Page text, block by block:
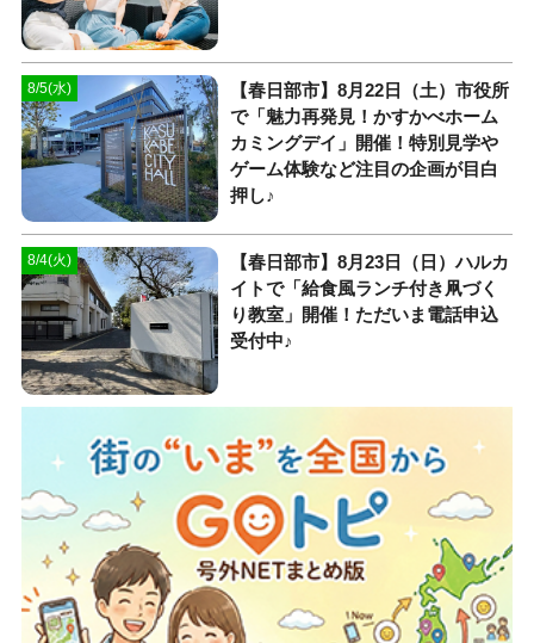
8/5(水)
【春日部市】8月22日（土）市役所
で「魅力再発見！かすかべホーム
カミングデイ」開催！特別見学や
ゲーム体験など注目の企画が目白
押し♪
8/4(火)
【春日部市】8月23日（日）ハルカ
イトで「給食風ランチ付き凧づく
り教室」開催！ただいま電話申込
受付中♪